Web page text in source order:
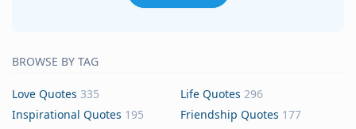
BROWSE BY TAG
Love Quotes 335 Life Quotes 296
Inspirational Quotes 195 Friendship Quotes 177